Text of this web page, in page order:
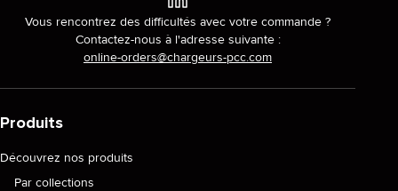
Vous rencontrez des difficultés avec votre commande ?
Contactez-nous à l'adresse suivante :
online-orders@chargeurs-pcc.com
Produits
Découvrez nos produits
Par collections